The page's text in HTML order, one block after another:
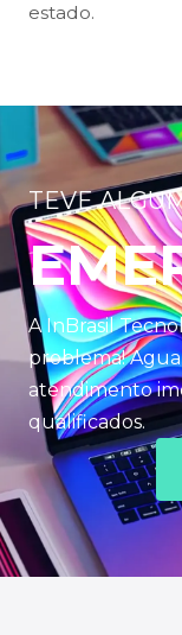
estado.
TEVE
A InBrasil
problema!
atendimento
qualificados.